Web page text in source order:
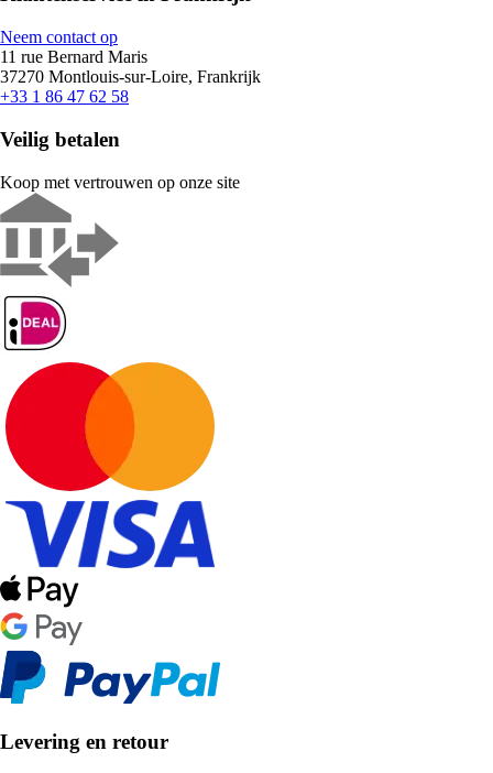
Neem contact op
11 rue Bernard Maris
37270 Montlouis-sur-Loire, Frankrijk
+33 1 86 47 62 58
Veilig betalen
Koop met vertrouwen op onze site
Levering en retour